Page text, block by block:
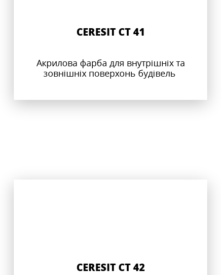
CERESIT CT 41
Акрилова фарба для внутрішніх та
зовнішніх поверхонь будівель
CERESIT CT 42